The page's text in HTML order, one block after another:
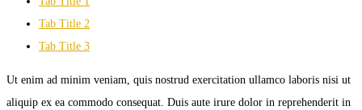
Tab Title 2
Tab Title 3
Ut enim ad minim veniam, quis nostrud exercitation ullamco laboris nisi ut
aliquip ex ea commodo consequat. Duis aute irure dolor in reprehenderit in